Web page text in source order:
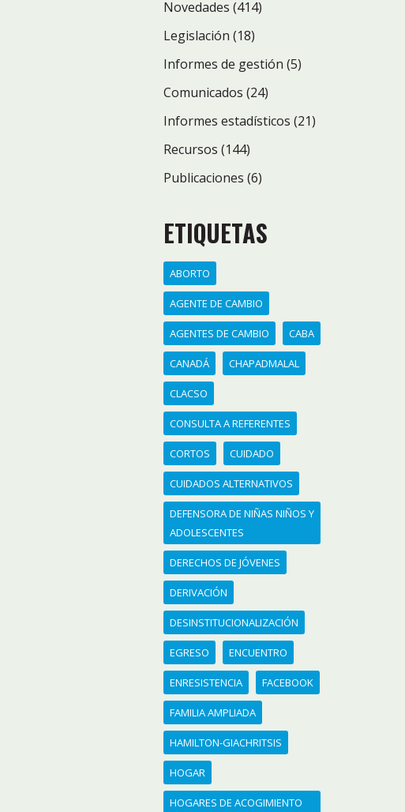
Novedades (414)
Legislación (18)
Informes de gestión (5)
Comunicados (24)
Informes estadísticos (21)
Recursos (144)
Publicaciones (6)
ETIQUETAS
ABORTO
AGENTE DE CAMBIO
AGENTES DE CAMBIO CABA
CANADÁ CHAPADMALAL
CLACSO
CONSULTA A REFERENTES
CORTOS CUIDADO
CUIDADOS ALTERNATIVOS
DEFENSORA DE NIÑAS NIÑOS Y
ADOLESCENTES
DERECHOS DE JÓVENES
DERIVACIÓN
DESINSTITUCIONALIZACIÓN
EGRESO ENCUENTRO
ENRESISTENCIA FACEBOOK
FAMILIA AMPLIADA
HAMILTON-GIACHRITSIS
HOGAR
HOGARES DE ACOGIMIENTO